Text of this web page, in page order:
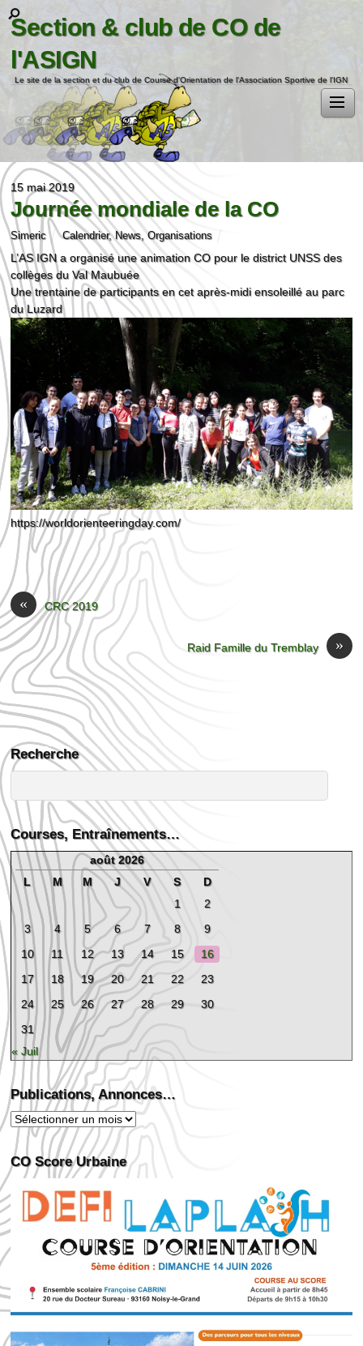
Section & club de CO de
l'ASIGN
Le site de la section et du club de Course d'Orientation de l'Association Sportive de l'IGN
15 mai 2019
Journée mondiale de la CO
Simeric Calendrier,News,Organisations
L’AS IGN a organisé une animation CO pour le district UNSS des
collèges du Val Maubuée
Une trentaine de participants en cet après-midi ensoleillé au parc
du Luzard
https://worldorienteeringday.com/
« CRC 2019
»
Raid Famille du Tremblay
Recherche
Courses, Entraînements…
août 2026
L
M M J V S
D
1
2
3
4 5 6 7 8
9
10
11 12 13 14 15
16
17
18 19 20 21 22
23
24
25 26 27 28 29
30
31
« Juil
Publications, Annonces…
Publications,
Annonces…
CO Score Urbaine